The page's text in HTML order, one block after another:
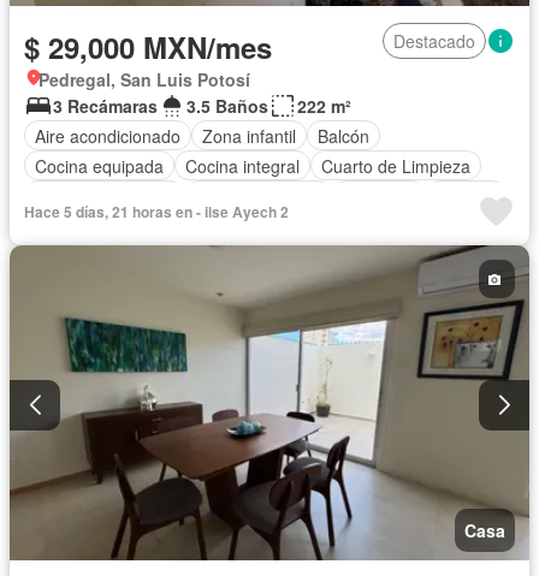
$ 29,000 MXN/mes
Destacado
Pedregal, San Luis Potosí
3 Recámaras
3.5 Baños
222 m²
Aire acondicionado
Zona infantil
Balcón
Cocina equipada
Cocina integral
Cuarto de Limpieza
Internet
Terraza
Completamente amueblado
Hace 5 días, 21 horas en - ilse Ayech 2
Casa